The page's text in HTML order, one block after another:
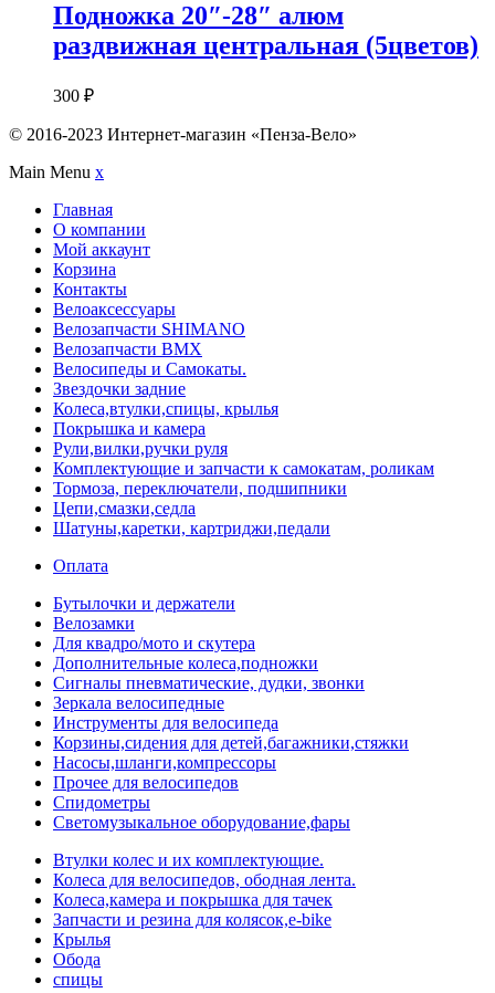
Подножка 20″-28″ алюм
раздвижная центральная (5цветов)
300 ₽
© 2016-2023 Интернет-магазин «Пенза-Вело»
Main Menu x
Главная
О компании
Мой аккаунт
Корзина
Контакты
Велоаксессуары
Велозапчасти SHIMANO
Велозапчасти BMX
Велосипеды и Самокаты.
Звездочки задние
Колеса,втулки,спицы, крылья
Покрышка и камера
Рули,вилки,ручки руля
Комплектующие и запчасти к самокатам, роликам
Тормоза, переключатели, подшипники
Цепи,смазки,седла
Шатуны,каретки, картриджи,педали
Оплата
Бутылочки и держатели
Велозамки
Для квадро/мото и скутера
Дополнительные колеса,подножки
Сигналы пневматические, дудки, звонки
Зеркала велосипедные
Инструменты для велосипеда
Корзины,сидения для детей,багажники,стяжки
Насосы,шланги,компрессоры
Прочее для велосипедов
Спидометры
Светомузыкальное оборудование,фары
Втулки колес и их комплектующие.
Колеса для велосипедов, ободная лента.
Колеса,камера и покрышка для тачек
Запчасти и резина для колясок,e-bike
Крылья
Обода
спицы